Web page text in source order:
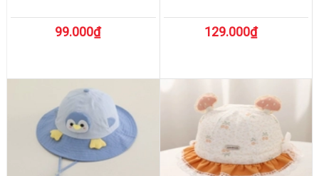
99.000₫ 129.000₫